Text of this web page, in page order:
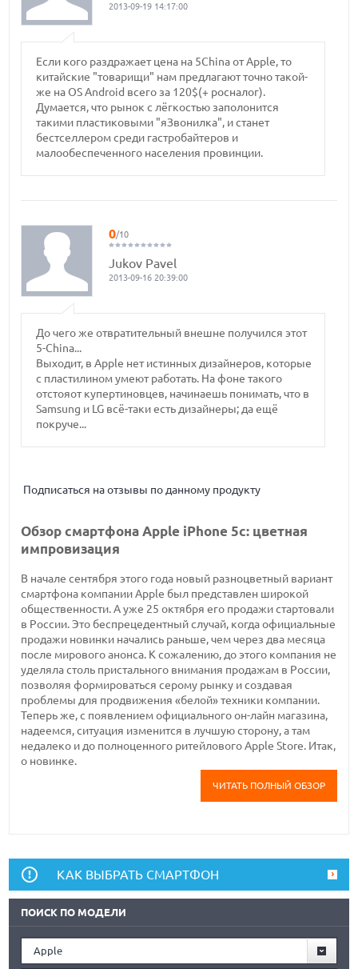
2013-09-19 14:17:00
Если кого раздражает цена на 5China от Apple, то
китайские "товарищи" нам предлагают точно такой-
же на OS Android всего за 120$(+ росналог).
Думается, что рынок с лёгкостью заполонится
такими пластиковыми "яЗвонилка", и станет
бестселлером среди гастробайтеров и
малообеспеченного населения провинции.
0/10
Jukov Pavel
2013-09-16 20:39:00
До чего же отвратительный внешне получился этот
5-China...
Выходит, в Apple нет истинных дизайнеров, которые
с пластилином умеют работать. На фоне такого
отстояот купертиновцев, начинаешь понимать, что в
Samsung и LG всё-таки есть дизайнеры; да ещё
покруче...
Подписаться на отзывы по данному продукту
Обзор смартфона Apple iPhone 5c: цветная
импровизация
В начале сентября этого года новый разноцветный вариант
смартфона компании Apple был представлен широкой
общественности. А уже 25 октября его продажи стартовали
в России. Это беспрецедентный случай, когда официальные
продажи новинки начались раньше, чем через два месяца
после мирового анонса. К сожалению, до этого компания не
уделяла столь пристального внимания продажам в России,
позволяя формироваться серому рынку и создавая
проблемы для продвижения «белой» техники компании.
Теперь же, с появлением официального он-лайн магазина,
надеемся, ситуация изменится в лучшую сторону, а там
недалеко и до полноценного ритейлового Apple Store. Итак,
о новинке.
ЧИТАТЬ ПОЛНЫЙ ОБЗОР
КАК ВЫБРАТЬ СМАРТФОН
ПОИСК ПО МОДЕЛИ
Apple